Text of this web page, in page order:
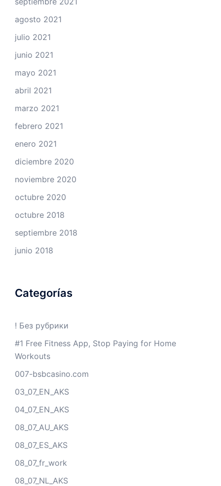
agosto 2021
julio 2021
junio 2021
mayo 2021
abril 2021
marzo 2021
febrero 2021
enero 2021
diciembre 2020
noviembre 2020
octubre 2020
octubre 2018
septiembre 2018
junio 2018
Categorías
! Без рубрики
#1 Free Fitness App, Stop Paying for Home
Workouts
007-bsbcasino.com
03_07_EN_AKS
04_07_EN_AKS
08_07_AU_AKS
08_07_ES_AKS
08_07_fr_work
08_07_NL_AKS